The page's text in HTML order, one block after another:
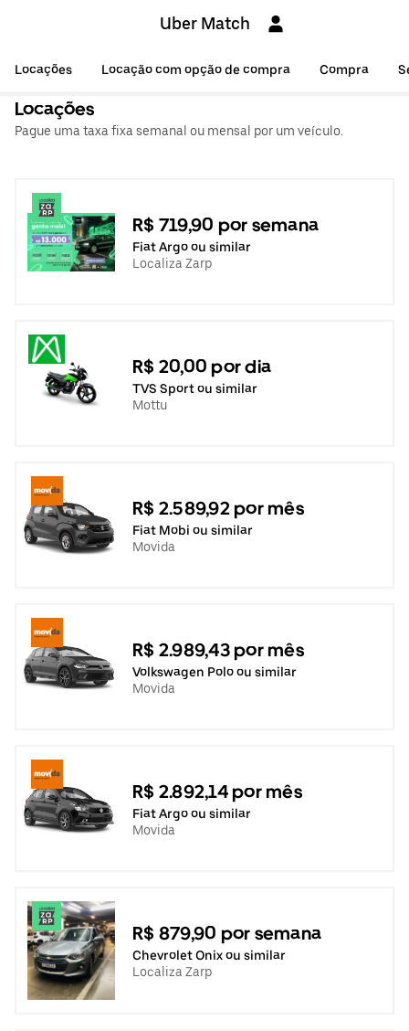
Uber Match
Locações Locação com opção de compra Compra
Locações
Pague uma taxa fixa semanal ou mensal por um veículo.
R$ 719,90 por semana
Fiat Argo ou similar
Localiza Zarp
R$ 20,00 por dia
TVS Sport ou similar
Mottu
R$ 2.589,92 por mês
Fiat Mobi ou similar
Movida
R$ 2.989,43 por mês
Volkswagen Polo ou similar
Movida
R$ 2.892,14 por mês
Fiat Argo ou similar
Movida
R$ 879,90 por semana
Chevrolet Onix ou similar
Localiza Zarp